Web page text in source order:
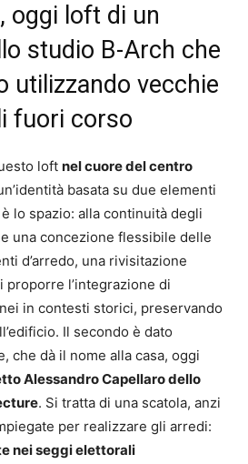
oggi loft di un
studio B-Arch che
utilizzando vecchie
fuori corso
loft nel cuore del centro
basata su due elementi
lo spazio: alla continuità degli
una concezione flessibile delle
d’arredo, una rivisitazione
proporre l’integrazione di
in contesti storici, preservando
Il secondo è dato
che dà il nome alla casa, oggi
Alessandro Capellaro dello
. Si tratta di una scatola, anzi
per realizzare gli arredi:
nei seggi elettorali